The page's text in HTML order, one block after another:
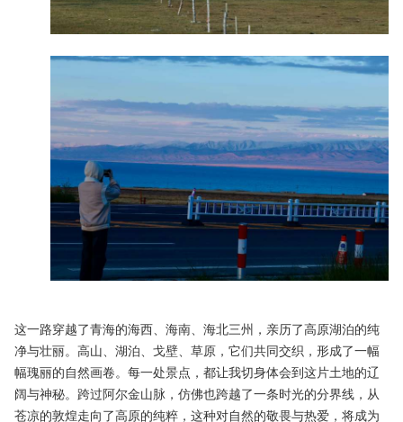
这一路穿越了青海的海西、海南、海北三州，亲历了高原湖泊的纯
净与壮丽。高山、湖泊、戈壁、草原，它们共同交织，形成了一幅
幅瑰丽的自然画卷。每一处景点，都让我切身体会到这片土地的辽
阔与神秘。跨过阿尔金山脉，仿佛也跨越了一条时光的分界线，从
苍凉的敦煌走向了高原的纯粹，这种对自然的敬畏与热爱，将成为